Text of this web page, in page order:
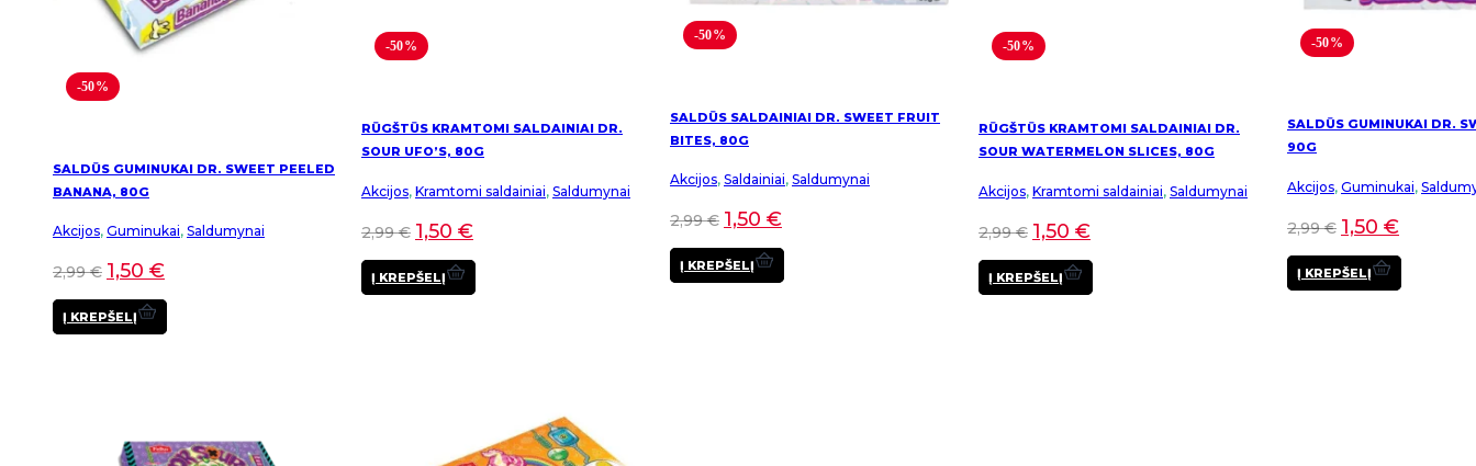
-50%
SALDŪS GUMINUKAI DR. SWEET PEELED
BANANA, 80G
Akcijos, Guminukai, Saldumynai
2,99€ 1,50 €
Į KREPŠELĮ
-50%
RŪGŠTŪS KRAMTOMI SALDAINIAI DR.
SOUR UFO’S, 80G
Akcijos, Kramtomi saldainiai, Saldumynai
2,99€ 1,50 €
Į KREPŠELĮ
-50%
SALDŪS SALDAINIAI DR. SWEET FRUIT
BITES, 80G
Akcijos, Saldainiai, Saldumynai
2,99€ 1,50 €
Į KREPŠELĮ
-50%
RŪGŠTŪS KRAMTOMI SALDAINIAI DR.
SOUR WATERMELON SLICES, 80G
Akcijos, Kramtomi saldainiai, Saldumynai
2,99€ 1,50 €
Į KREPŠELĮ
-50%
SALDŪS GUMINUKAI DR.
90G
Akcijos, Guminukai,
2,99€ 1,50 €
Į KREPŠELĮ